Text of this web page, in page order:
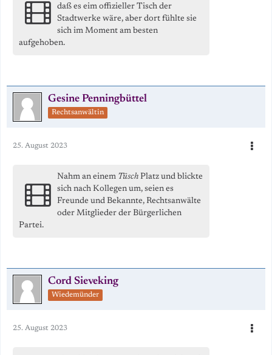
daß es eim offizieller Tisch der
Stadtwerke wäre, aber dort fühlte sie
sich im Moment am besten
aufgehoben.
Gesine Penningbüttel
Rechtsanwältin
25. August 2023
Nahm an einem Tüsch Platz und blickte
sich nach Kollegen um, seien es
Freunde und Bekannte, Rechtsanwälte
oder Mitglieder der Bürgerlichen
Partei.
Cord Sieveking
Wiedemünder
25. August 2023